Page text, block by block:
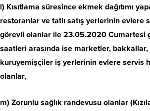
l) Kısıtlama süresince ekmek dağıtımı
restoranlar ve tatlı satış yerlerinin evlere
görevli olanlar ile 23.05.2020 Cumartesi
saatleri arasında ise marketler,
kuruyemişçiler iş yerlerinin evlere servis
olanlar,
m) Zorunlu sağlık randevusu olanlar